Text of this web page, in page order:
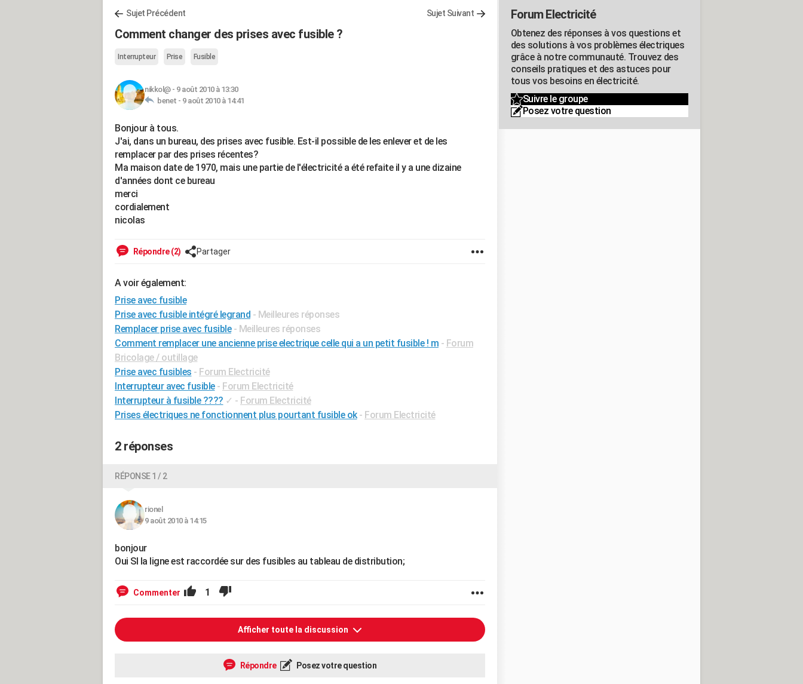
Sujet Précédent Sujet Suivant
Comment changer des prises avec fusible ?
Interrupteur Prise Fusible
nikkol@- 9 août 2010 à 13:30
benet - 9 août 2010 à 14:41
Bonjour à tous.
J'ai, dans un bureau, des prises avec fusible. Est-il possible de les enlever et de les
remplacer par des prises récentes?
Ma maison date de 1970, mais une partie de l'électricité a été refaite il y a une dizaine
d'années dont ce bureau
merci
cordialement
nicolas
Répondre (2) Partager
A voir également:
Prise avec fusible
Prise avec fusible intégré legrand - Meilleures réponses
Remplacer prise avec fusible - Meilleures réponses
Comment remplacer une ancienne prise electrique celle qui a un petit fusible ! m - Forum
Bricolage / outillage
Prise avec fusibles - Forum Electricité
Interrupteur avec fusible - Forum Electricité
Interrupteur à fusible ???? ✓ - Forum Electricité
Prises électriques ne fonctionnent plus pourtant fusible ok - Forum Electricité
2 réponses
RÉPONSE 1 / 2
rionel
9 août 2010 à 14:15
bonjour
Oui SI la ligne est raccordée sur des fusibles au tableau de distribution;
Commenter 1
Afficher toute la discussion
Répondre Posez votre question
Forum Electricité
Obtenez des réponses à vos questions et
des solutions à vos problèmes électriques
grâce à notre communauté. Trouvez des
conseils pratiques et des astuces pour
tous vos besoins en électricité.
Suivre le groupe
Posez votre question